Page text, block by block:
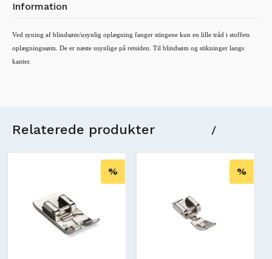
Information
Ved syning af blindsøm/usynlig oplægning fanger stingene kun en lille tråd i stoffets
oplægningssøm. De er næste usynlige på retsiden. Til blindsøm og stikninger langs
kanter.
Relaterede produkter /